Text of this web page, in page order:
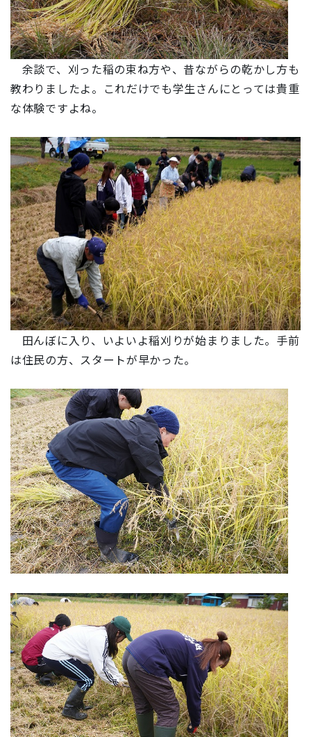
余談で、刈った稲の束ね方や、昔ながらの乾かし方も
教わりましたよ。これだけでも学生さんにとっては貴重
な体験ですよね。
田んぼに入り、いよいよ稲刈りが始まりました。手前
は住民の方、スタートが早かった。